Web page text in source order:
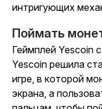
интригующих
Поймать
Геймплей Yescoin
Yescoin решила
игре, в которой
экрана, а